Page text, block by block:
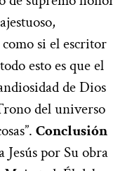
si el escritor
esto es que el
de Dios
del universo
Conclusión
por Su obra